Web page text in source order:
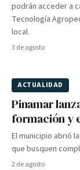
podrán acceder a
Tecnología
local.
3 de agosto
ACTUALIDAD
Pinamar
formación y
El municipio abrió
que busquen
2 de agosto